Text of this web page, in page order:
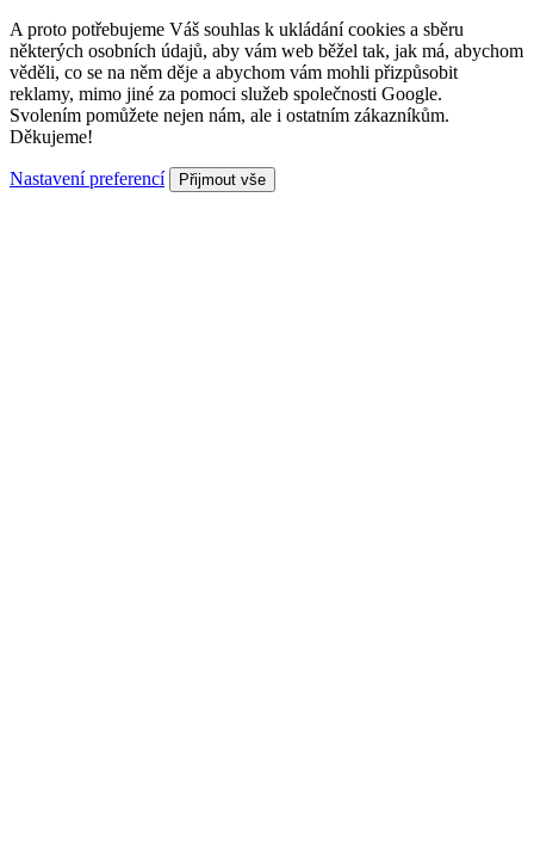
A proto potřebujeme Váš souhlas k ukládání cookies a sběru
některých osobních údajů, aby vám web běžel tak, jak má, abychom
věděli, co se na něm děje a abychom vám mohli přizpůsobit
reklamy, mimo jiné za pomoci služeb společnosti Google.
Svolením pomůžete nejen nám, ale i ostatním zákazníkům.
Děkujeme!
Nastavení preferencí Přijmout vše